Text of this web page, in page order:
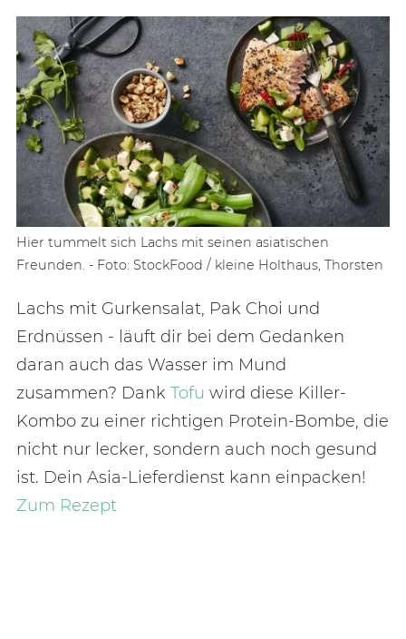
Hier tummelt sich Lachs mit seinen asiatischen
Freunden. - Foto: StockFood / kleine Holthaus, Thorsten
Lachs mit Gurkensalat, Pak Choi und
Erdnüssen - läuft dir bei dem Gedanken
daran auch das Wasser im Mund
zusammen? Dank Tofu wird diese Killer-
Kombo zu einer richtigen Protein-Bombe, die
nicht nur lecker, sondern auch noch gesund
ist. Dein Asia-Lieferdienst kann einpacken!
Zum Rezept